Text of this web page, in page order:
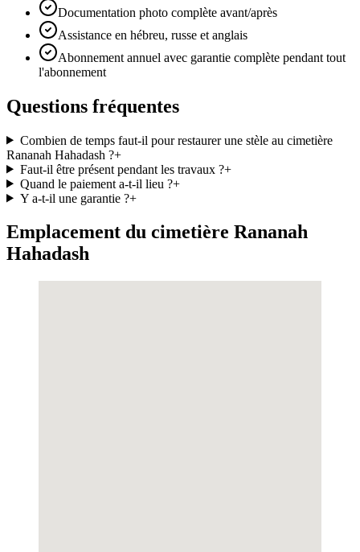
Documentation photo complète avant/après
Assistance en hébreu, russe et anglais
Abonnement annuel avec garantie complète pendant tout
l'abonnement
Questions fréquentes
Combien de temps faut-il pour restaurer une stèle au cimetière
Rananah Hahadash ?+
Faut-il être présent pendant les travaux ?+
Quand le paiement a-t-il lieu ?+
Y a-t-il une garantie ?+
Emplacement du cimetière Rananah
Hahadash